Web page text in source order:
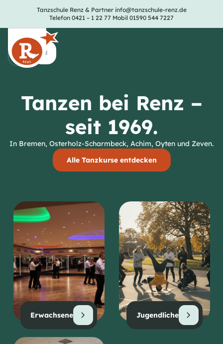
Tanzschule Renz & Partnerinfo@tanzschule-renz.de
Telefon 0421 – 1 22 77 Mobil 01590 544 7227
Tanzen bei Renz –
seit 1969.
In Bremen, Osterholz-Scharmbeck, Achim, Oyten und Zeven.
Alle Tanzkurse entdecken
Erwachsene Jugendliche